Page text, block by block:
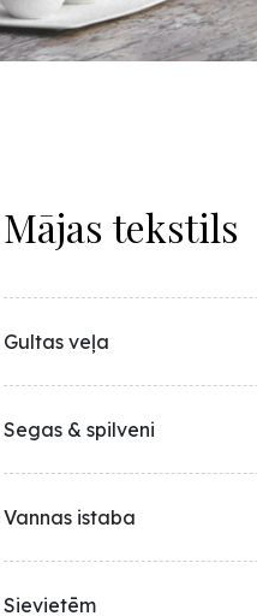
Mājas tekstils
Gultas veļa
Segas & spilveni
Vannas istaba
Sievietēm